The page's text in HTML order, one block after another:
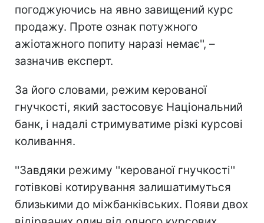
погоджуючись на явно завищений курс
продажу. Проте ознак потужного
ажіотажного попиту наразі немає'', –
зазначив експерт.
За його словами, режим керованої
гнучкості, який застосовує Національний
банк, і надалі стримуватиме різкі курсові
коливання.
''Завдяки режиму ''керованої гнучкості''
готівкові котирування залишатимуться
близькими до міжбанківських. Появи двох